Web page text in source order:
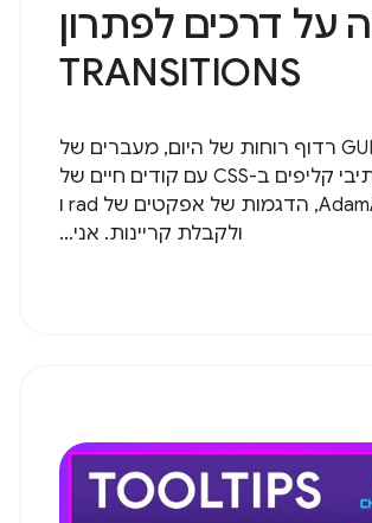
על דרכים לפתרון
TRANSITIONS
באתגר GUI רדוף רוחות של היום, מעברים של
נתיבי קליפים ב-CSS עם קודים חיים של
@AdamArgyleInk, הדגמות של אפקטים של rad ו
ולקבלת קריינות. אני...